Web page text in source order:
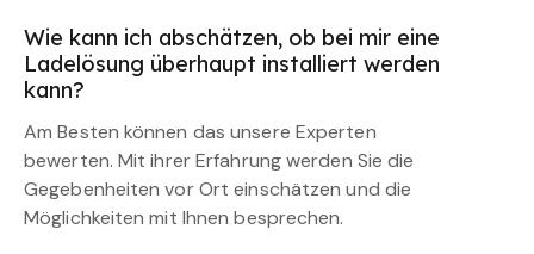
Wie kann ich abschätzen, ob bei mir eine
Ladelösung überhaupt installiert werden
kann?
Am Besten können das unsere Experten
bewerten. Mit ihrer Erfahrung werden Sie die
Gegebenheiten vor Ort einschätzen und die
Möglichkeiten mit Ihnen besprechen.